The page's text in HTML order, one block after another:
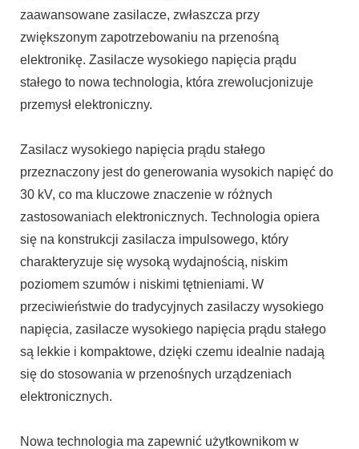
zaawansowane zasilacze, zwłaszcza przy
zwiększonym zapotrzebowaniu na przenośną
elektronikę. Zasilacze wysokiego napięcia prądu
stałego to nowa technologia, która zrewolucjonizuje
przemysł elektroniczny.
Zasilacz wysokiego napięcia prądu stałego
przeznaczony jest do generowania wysokich napięć do
30 kV, co ma kluczowe znaczenie w różnych
zastosowaniach elektronicznych. Technologia opiera
się na konstrukcji zasilacza impulsowego, który
charakteryzuje się wysoką wydajnością, niskim
poziomem szumów i niskimi tętnieniami. W
przeciwieństwie do tradycyjnych zasilaczy wysokiego
napięcia, zasilacze wysokiego napięcia prądu stałego
są lekkie i kompaktowe, dzięki czemu idealnie nadają
się do stosowania w przenośnych urządzeniach
elektronicznych.
Nowa technologia ma zapewnić użytkownikom w